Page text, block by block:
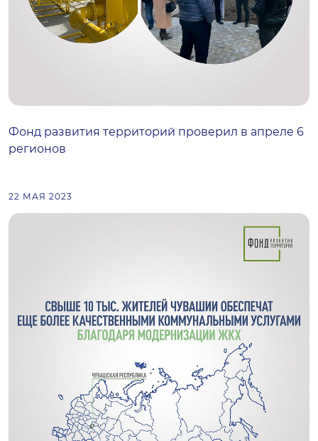
Фонд развития территорий проверил в апреле 6
регионов
22 МАЯ 2023